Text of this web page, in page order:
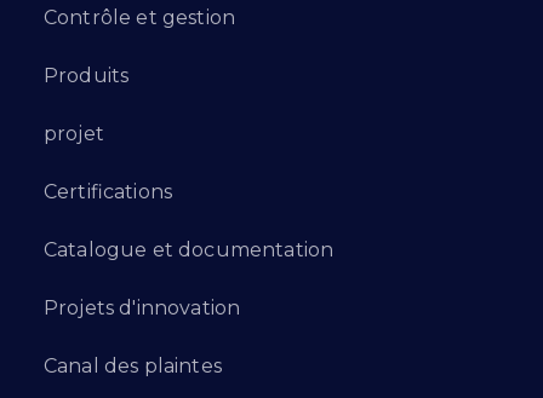
Contrôle et gestion
Produits
projet
Certifications
Catalogue et documentation
Projets d'innovation
Canal des plaintes